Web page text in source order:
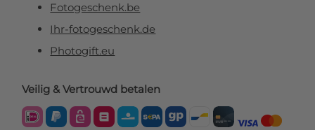
Fotogeschenk.be
Ihr-fotogeschenk.de
Photogift.eu
Veilig & Vertrouwd betalen